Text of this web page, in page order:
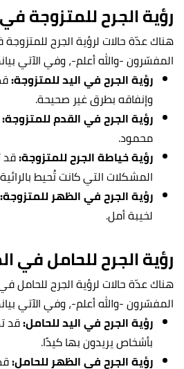
رؤية الجرح للمتزوجة
هناك عدّة حالات لرؤية الجرح
المفسّرون -والله أعلم-، وفي الآتي
رؤية الجرح في اليد للمتزوجة:
وإنفاقه بطرق غير صحيحة.
رؤية الجرح في القدم للمتزوجة:
محمود.
رؤية خياطة الجرح للمتزوجة:قد
المشكلات التي كانت تُحيط
رؤية الجرح في الظهر للمتزوجة:
لخيبة أمل.
رؤية الجرح للحامل في
هناك عدّة حالات لرؤية الجرح للحامل
المفسّرون -والله أعلم-، وفي الآتي
رؤية الجرح في اليد للحامل:قد
بأشخاص يريدون بها كيدًا.
رؤية الجرح في الظهر للحامل: